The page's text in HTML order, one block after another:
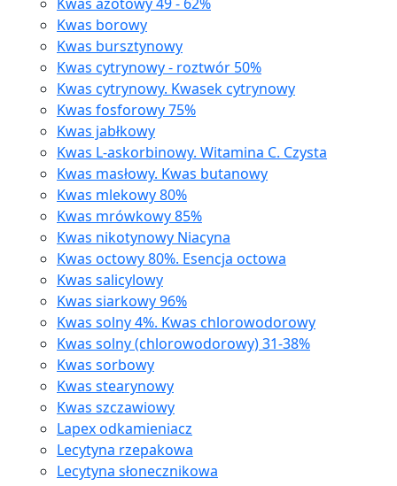
Kwas borowy
Kwas bursztynowy
Kwas cytrynowy - roztwór 50%
Kwas cytrynowy. Kwasek cytrynowy
Kwas fosforowy 75%
Kwas jabłkowy
Kwas L-askorbinowy. Witamina C. Czysta
Kwas masłowy. Kwas butanowy
Kwas mlekowy 80%
Kwas mrówkowy 85%
Kwas nikotynowy Niacyna
Kwas octowy 80%. Esencja octowa
Kwas salicylowy
Kwas siarkowy 96%
Kwas solny 4%. Kwas chlorowodorowy
Kwas solny (chlorowodorowy) 31-38%
Kwas sorbowy
Kwas stearynowy
Kwas szczawiowy
Lapex odkamieniacz
Lecytyna rzepakowa
Lecytyna słonecznikowa